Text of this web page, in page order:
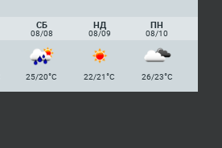
СБ
08/08
НД
08/09
ПН
08/10
25/20°C 22/21°C 26/23°C